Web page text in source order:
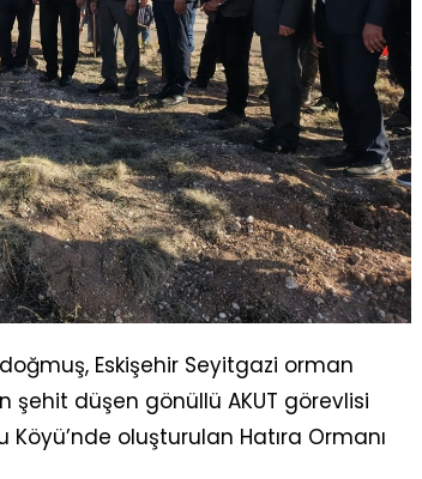
Eskişehir Seyitgazi orman
düşen gönüllü AKUT görevlisi
Köyü’nde oluşturulan Hatıra Ormanı